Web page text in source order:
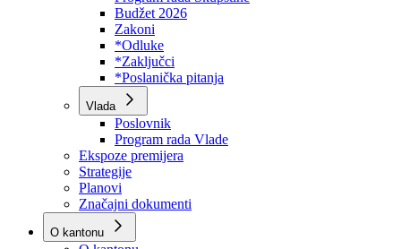
Skupština
Poslovnik
Program rada Skupštine
Budžet 2026
Zakoni
*Odluke
*Zaključci
*Poslanička pitanja
Vlada
Poslovnik
Program rada Vlade
Ekspoze premijera
Strategije
Planovi